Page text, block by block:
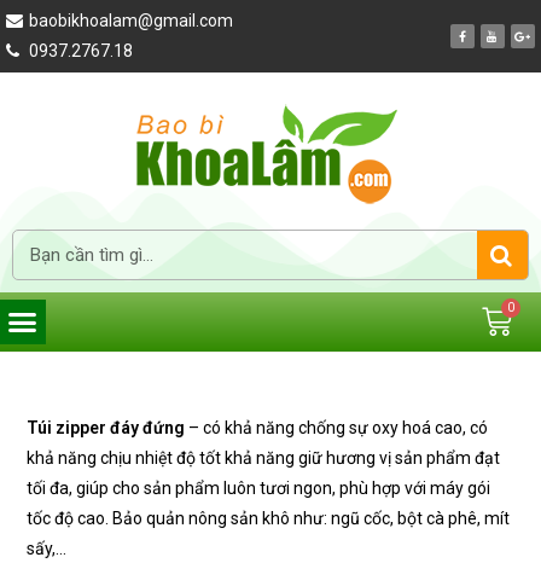
baobikhoalam@gmail.com
0937.2767.18
Túi zipper đáy đứng – có khả năng chống sự oxy hoá cao, có
khả năng chịu nhiệt độ tốt khả năng giữ hương vị sản phẩm đạt
tối đa, giúp cho sản phẩm luôn tươi ngon, phù hợp với máy gói
tốc độ cao. Bảo quản nông sản khô như: ngũ cốc, bột cà phê, mít
sấy,…